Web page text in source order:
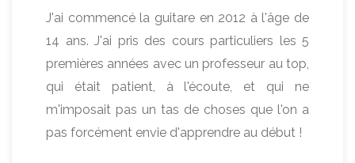
J'ai commencé la guitare en 2012 à l'âge de
14 ans. J'ai pris des cours particuliers les 5
premières années avec un professeur au top,
qui était patient, à l'écoute, et qui ne
m'imposait pas un tas de choses que l'on a
pas forcément envie d'apprendre au début !